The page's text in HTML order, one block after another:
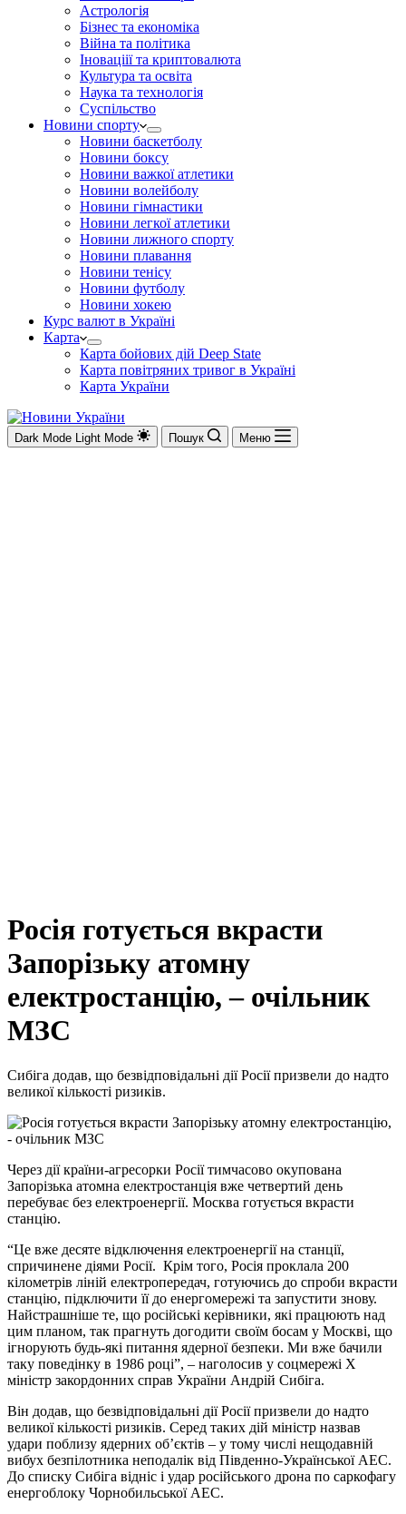
Астрологія
Бізнес та економіка
Війна та політика
Іноваціії та криптовалюта
Культура та освіта
Наука та технологія
Суспільство
Новини спорту
Новини баскетболу
Новини боксу
Новини важкої атлетики
Новини волейболу
Новини гімнастики
Новини легкої атлетики
Новини лижного спорту
Новини плавання
Новини тенісу
Новини футболу
Новини хокею
Курс валют в Україні
Карта
Карта бойових дій Deep State
Карта повітряних тривог в Україні
Карта України
Dark Mode Light Mode Пошук Меню
Росія готується вкрасти
Запорізьку атомну
електростанцію, – очільник
МЗС
Сибіга додав, що безвідповідальні дії Росії призвели до надто
великої кількості ризиків.
Через дії країни-агресорки Росії тимчасово окупована
Запорізька атомна електростанція вже четвертий день
перебуває без електроенергії. Москва готується вкрасти
станцію.
“Це вже десяте відключення електроенергії на станції,
спричинене діями Росії. Крім того, Росія проклала 200
кілометрів ліній електропередач, готуючись до спроби вкрасти
станцію, підключити її до енергомережі та запустити знову.
Найстрашніше те, що російські керівники, які працюють над
цим планом, так прагнуть догодити своїм босам у Москві, що
ігнорують будь-які питання ядерної безпеки. Ми вже бачили
таку поведінку в 1986 році”, – наголосив у соцмережі Х
міністр закордонних справ України Андрій Сибіга.
Він додав, що безвідповідальні дії Росії призвели до надто
великої кількості ризиків. Серед таких дій міністр назвав
удари поблизу ядерних обʼєктів – у тому числі нещодавній
вибух безпілотника неподалік від Південно-Української АЕС.
До списку Сибіга відніс і удар російського дрона по саркофагу
енергоблоку Чорнобильської АЕС.